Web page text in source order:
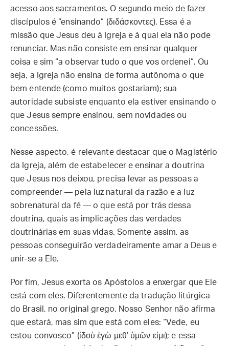
acesso aos sacramentos. O segundo meio de fazer
discípulos é “ensinando” (διδάσκοντες). Essa é a
missão que Jesus deu à Igreja e à qual ela não pode
renunciar. Mas não consiste em ensinar qualquer
coisa e sim “a observar tudo o que vos ordenei”. Ou
seja, a Igreja não ensina de forma autônoma o que
bem entende (como muitos gostariam); sua
autoridade subsiste enquanto ela estiver ensinando o
que Jesus sempre ensinou, sem novidades ou
concessões.
Nesse aspecto, é relevante destacar que o Magistério
da Igreja, além de estabelecer e ensinar a doutrina
que Jesus nos deixou, precisa levar as pessoas a
compreender — pela luz natural da razão e a luz
sobrenatural da fé — o que está por trás dessa
doutrina, quais as implicações das verdades
doutrinárias em suas vidas. Somente assim, as
pessoas conseguirão verdadeiramente amar a Deus e
unir-se a Ele.
Por fim, Jesus exorta os Apóstolos a enxergar que Ele
está com eles. Diferentemente da tradução litúrgica
do Brasil, no original grego, Nosso Senhor não afirma
que estará, mas sim que está com eles: “Vede, eu
estou convosco” (ἰδοὺ ἐγὼ μεθ’ ὑμῶν εἰμι); e essa